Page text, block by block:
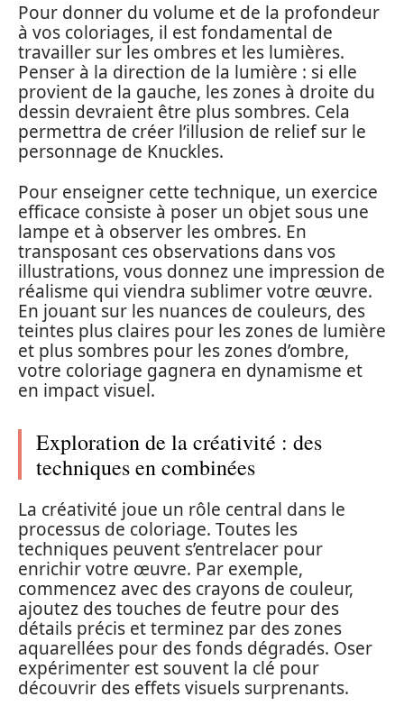
Pour donner du volume et de la profondeur
à vos coloriages, il est fondamental de
travailler sur les ombres et les lumières.
Penser à la direction de la lumière : si elle
provient de la gauche, les zones à droite du
dessin devraient être plus sombres. Cela
permettra de créer l’illusion de relief sur le
personnage de Knuckles.
Pour enseigner cette technique, un exercice
efficace consiste à poser un objet sous une
lampe et à observer les ombres. En
transposant ces observations dans vos
illustrations, vous donnez une impression de
réalisme qui viendra sublimer votre œuvre.
En jouant sur les nuances de couleurs, des
teintes plus claires pour les zones de lumière
et plus sombres pour les zones d’ombre,
votre coloriage gagnera en dynamisme et
en impact visuel.
Exploration de la créativité : des
techniques en combinées
La créativité joue un rôle central dans le
processus de coloriage. Toutes les
techniques peuvent s’entrelacer pour
enrichir votre œuvre. Par exemple,
commencez avec des crayons de couleur,
ajoutez des touches de feutre pour des
détails précis et terminez par des zones
aquarellées pour des fonds dégradés. Oser
expérimenter est souvent la clé pour
découvrir des effets visuels surprenants.